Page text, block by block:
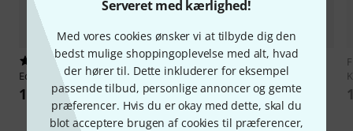
Serveret med kærlighed!
Med vores cookies ønsker vi at tilbyde dig den
bedst mulige shoppingoplevelse med alt, hvad
der hører til. Dette inkluderer for eksempel
passende tilbud, personlige annoncer og gemte
præferencer. Hvis du er okay med dette, skal du
blot acceptere brugen af cookies til præferencer,
2
Edition Peters Cage 4'33''
135 kr
Friedrich Hofmeister Verlag
Mišek Sonate op. 5 Kontrabass
163 kr